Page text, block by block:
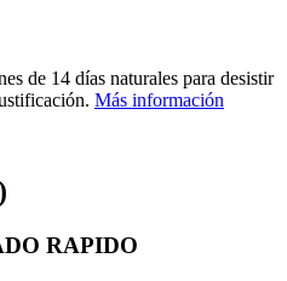
de 14 días naturales para desistir
Más información
RAPIDO